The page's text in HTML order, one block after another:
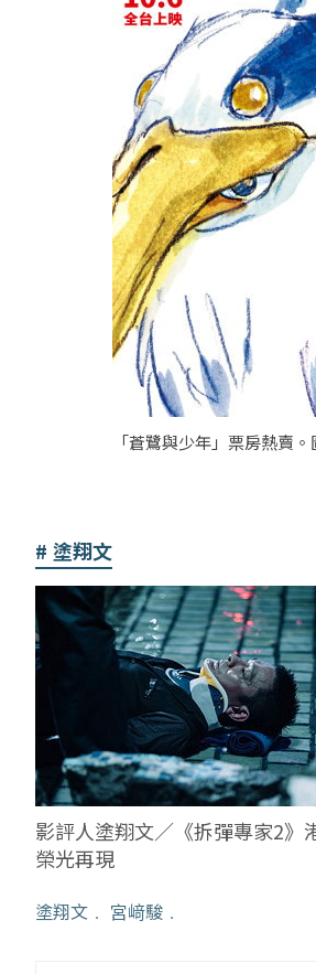
「蒼鷺與少年」票房熱賣
塗翔文
影評人塗翔文／《拆彈專家2》
榮光再現
塗翔文 ﹒ 宮﨑駿 ﹒